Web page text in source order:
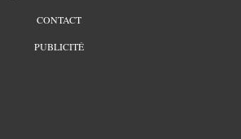
CONTACT
PUBLICITÉ